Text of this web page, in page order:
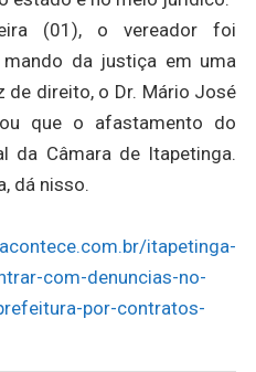
(01), o vereador foi
da justiça em uma
direito, o Dr. Mário José
que o afastamento do
da Câmara de Itapetinga.
dá nisso.
itapetinga-
com-denuncias-no-
por-contratos-